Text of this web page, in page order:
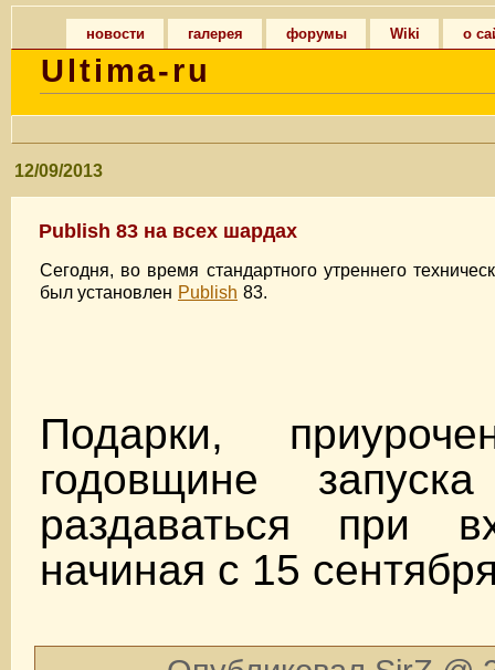
новости галерея форумы Wiki о
Ultima-ru
12/09/2013
Publish 83 на всех шардах
Сегодня, во время стандартного утреннего
был установлен Publish 83.
Подарки,
годовщине
раздаваться при
начиная с 15